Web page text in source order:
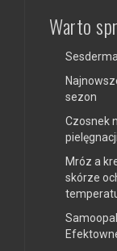
Warto
sezon
Czosnek
Mróz a
skórze